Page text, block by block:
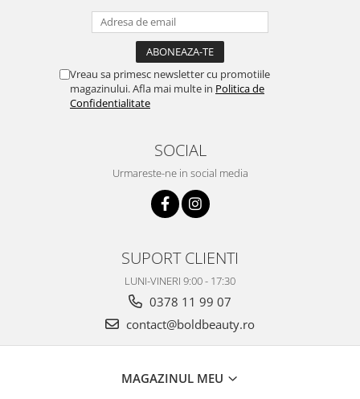
Vreau sa primesc newsletter cu promotiile
magazinului. Afla mai multe in Politica de
Confidentialitate
SOCIAL
Urmareste-ne in social media
SUPORT CLIENTI
LUNI-VINERI 9:00 - 17:30
0378 11 99 07
contact@boldbeauty.ro
MAGAZINUL MEU